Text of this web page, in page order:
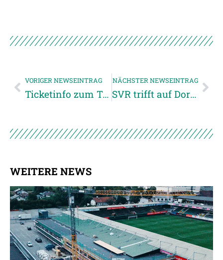
VORIGER NEWSEINTRAG
Ticketinfo zum Testspiel gegen Austria Salzburg in Weibern
NÄCHSTER NEWSEINTRAG
SVR trifft auf Dornbirn in der 1. Cup-Runde
WEITERE NEWS